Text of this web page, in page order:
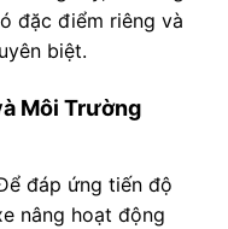
đặc điểm riêng và
biệt.
Môi Trường
đáp ứng tiến độ
nâng hoạt động